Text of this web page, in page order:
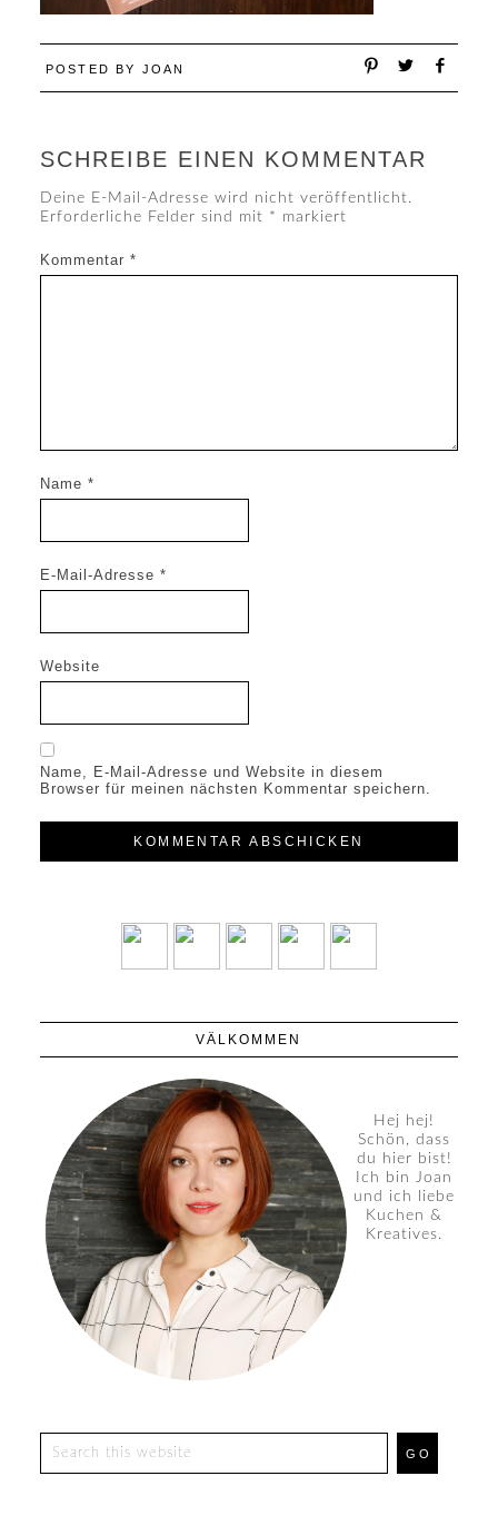
POSTED BY JOAN
SCHREIBE EINEN KOMMENTAR
Deine E-Mail-Adresse wird nicht veröffentlicht.
Erforderliche Felder sind mit * markiert
Kommentar *
Name *
E-Mail-Adresse *
Website
Name, E-Mail-Adresse und Website in diesem
Browser für meinen nächsten Kommentar speichern.
VÄLKOMMEN
Hej hej!
Schön, dass
du hier bist!
Ich bin Joan
und ich liebe
Kuchen &
Kreatives.